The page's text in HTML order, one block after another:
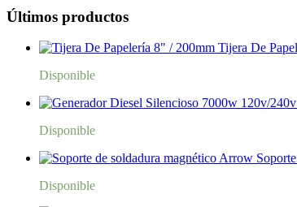
Últimos productos
Tijera De
Disponible
Disponible
Disponible